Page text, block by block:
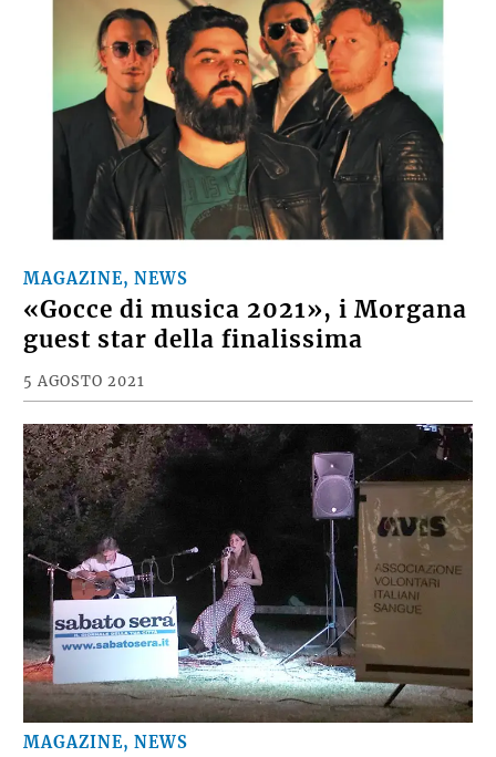
MAGAZINE, NEWS
«Gocce di musica 2021», i Morgana
guest star della finalissima
5 AGOSTO 2021
MAGAZINE, NEWS